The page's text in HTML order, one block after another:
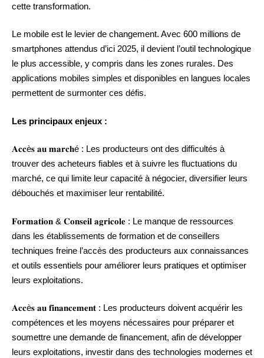
cette transformation.
Le mobile est le levier de changement. Avec 600 millions de
smartphones attendus d’ici 2025, il devient l’outil technologique
le plus accessible, y compris dans les zones rurales. Des
applications mobiles simples et disponibles en langues locales
permettent de surmonter ces défis.
Les principaux enjeux :
𝐀𝐜𝐜è𝐬 𝐚𝐮 𝐦𝐚𝐫𝐜𝐡é : Les producteurs ont des difficultés à
trouver des acheteurs fiables et à suivre les fluctuations du
marché, ce qui limite leur capacité à négocier, diversifier leurs
débouchés et maximiser leur rentabilité.
𝐅𝐨𝐫𝐦𝐚𝐭𝐢𝐨𝐧 & 𝐂𝐨𝐧𝐬𝐞𝐢𝐥 𝐚𝐠𝐫𝐢𝐜𝐨𝐥𝐞 : Le manque de ressources
dans les établissements de formation et de conseillers
techniques freine l’accès des producteurs aux connaissances
et outils essentiels pour améliorer leurs pratiques et optimiser
leurs exploitations.
𝐀𝐜𝐜è𝐬 𝐚𝐮 𝐟𝐢𝐧𝐚𝐧𝐜𝐞𝐦𝐞𝐧𝐭 : Les producteurs doivent acquérir les
compétences et les moyens nécessaires pour préparer et
soumettre une demande de financement, afin de développer
leurs exploitations, investir dans des technologies modernes et